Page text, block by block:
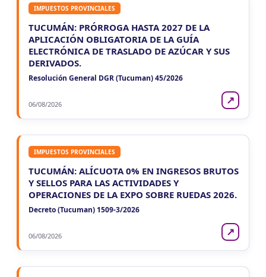
IMPUESTOS PROVINCIALES
TUCUMÁN: PRÓRROGA HASTA 2027 DE LA
APLICACIÓN OBLIGATORIA DE LA GUÍA
ELECTRÓNICA DE TRASLADO DE AZÚCAR Y SUS
DERIVADOS.
Resolución General DGR (Tucuman) 45/2026
06/08/2026 ↗
IMPUESTOS PROVINCIALES
TUCUMÁN: ALÍCUOTA 0% EN INGRESOS BRUTOS
Y SELLOS PARA LAS ACTIVIDADES Y
OPERACIONES DE LA EXPO SOBRE RUEDAS 2026.
Decreto (Tucuman) 1509-3/2026
06/08/2026 ↗